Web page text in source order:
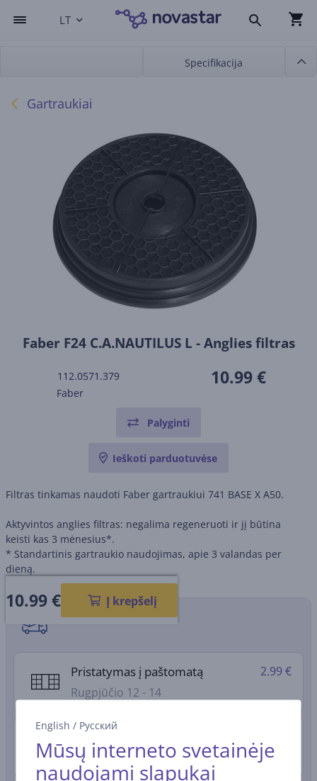
English / Русский
Mūsų interneto svetainėje
naudojami slapukai
LT
Specifikacija
Gartraukiai
Faber F24 C.A.NAUTILUS L - Anglies filtras
112.0571.379
Faber
10.99 €
Palyginti
Ieškoti parduotuvėse
Filtras tinkamas naudoti Faber gartraukiui 741 BASE X A50.
Aktyvintos anglies filtras: negalima regeneruoti ir jį būtina
keisti kas 3 mėnesius*.
* Standartinis gartraukio naudojimas, apie 3 valandas per
dieną.
10.99€ Į krepšelį
Pristatymo būdai
Pristatymas į paštomatą
Rugpjūčio 12 - 14
2.99 €
Pristatymas į namus
Rugpjūčio 12 - 14